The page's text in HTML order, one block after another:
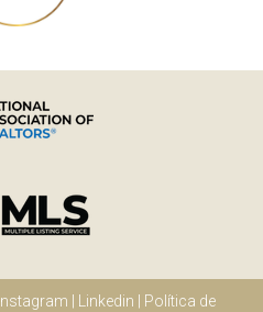
Instagram Linkedin Política de